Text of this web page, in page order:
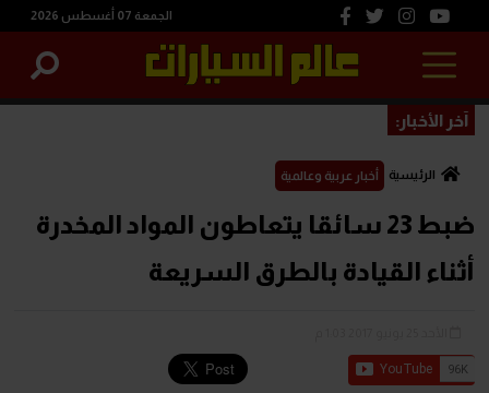
الجمعة 07 أغسطس 2026
آخر الأخبار:
الرئيسية أخبار عربية وعالمية
ضبط 23 سائقا يتعاطون المواد المخدرة
أثناء القيادة بالطرق السريعة